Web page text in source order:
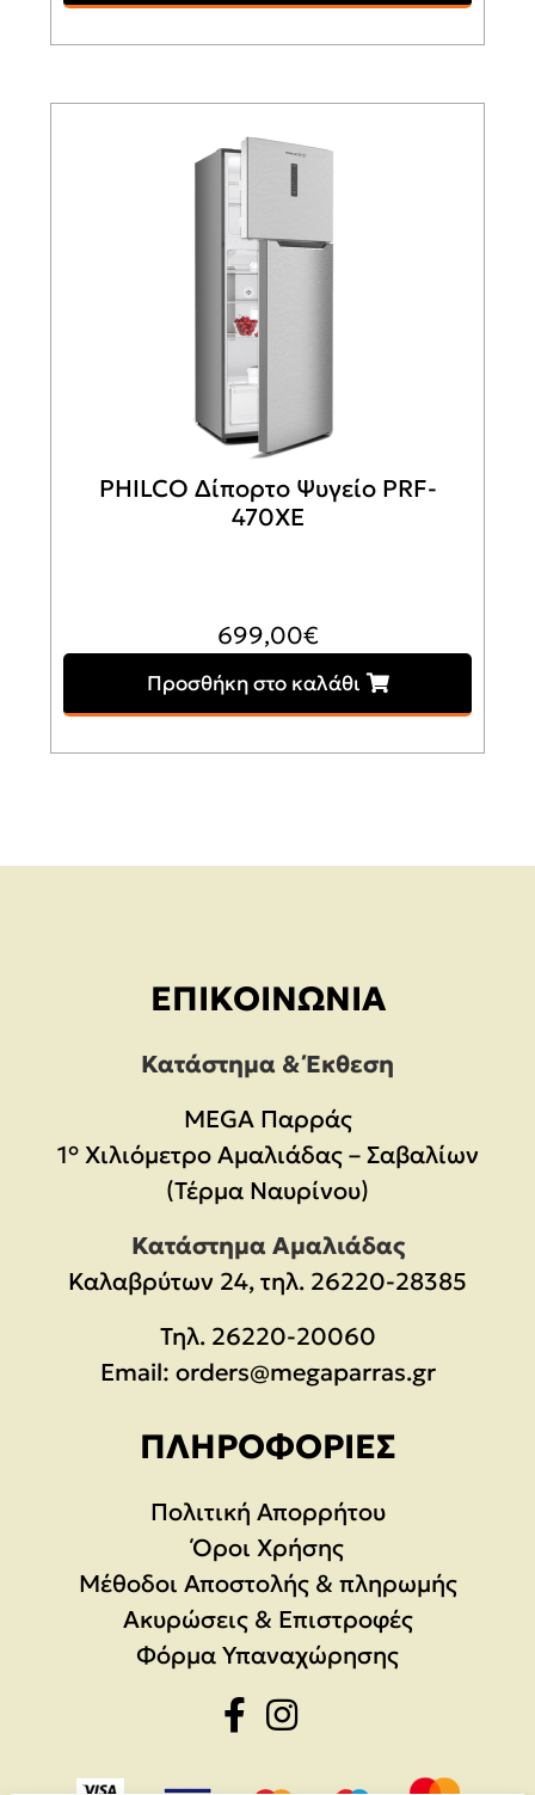
PHILCO Δίπορτο Ψυγείο PRF-
470XE
699,00€
Προσθήκη στο καλάθι
ΕΠΙΚΟΙΝΩΝΊΑ
Κατάστημα & Έκθεση
MEGA Παρράς
1° Χιλιόμετρο Αμαλιάδας – Σαβαλίων
(Τέρμα Ναυρίνου)
Κατάστημα Αμαλιάδας
Καλαβρύτων 24, τηλ. 26220-28385
Τηλ. 26220-20060
Email: orders@megaparras.gr
ΠΛΗΡΟΦΟΡΊΕΣ
Πολιτική Απορρήτου
Όροι Χρήσης
Μέθοδοι Αποστολής & πληρωμής
Ακυρώσεις & Επιστροφές
Φόρμα Υπαναχώρησης